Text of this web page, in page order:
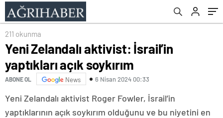
211 okunma
Yeni Zelandalı aktivist: İsrail’in
yaptıkları açık soykırım
ABONE OL News 6 Nisan 2024 00:33
Yeni Zelandalı aktivist Roger Fowler, İsrail’in
yaptıklarının açık soykırım olduğunu ve bu niyetini en